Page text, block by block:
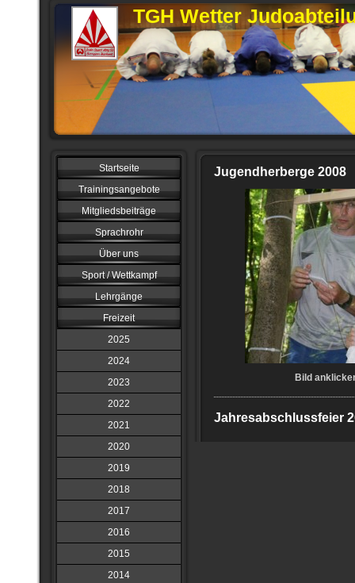
TGH Wetter
Startseite
Trainingsangebote
Mitgliedsbeiträge
Sprachrohr
Über uns
Sport / Wettkampf
Lehrgänge
Freizeit
2025
2024
2023
2022
2021
2020
2019
2018
2017
2016
2015
2014
Jugendherberge 2008
Bild
Jahresabschlussfeier